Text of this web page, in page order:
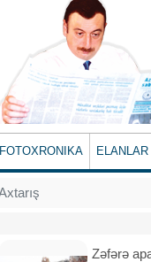
FOTOXRONIKA ELANLAR
Zəfərə